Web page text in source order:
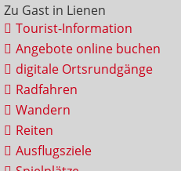
Zu Gast in Lienen
Tourist-Information
Angebote online buchen
digitale Ortsrundgänge
Radfahren
Wandern
Reiten
Ausflugsziele